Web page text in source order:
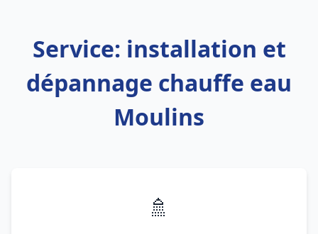
Service: installation et
dépannage chauffe eau
Moulins
🚿